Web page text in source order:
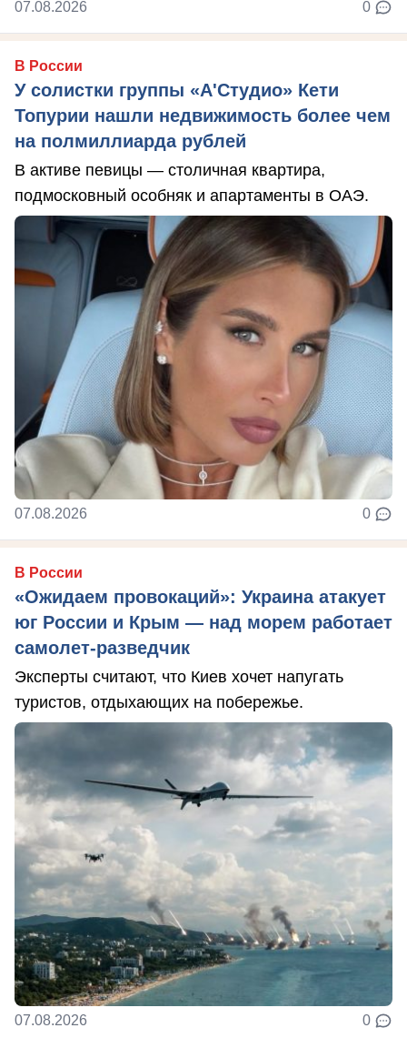
07.08.2026 0
В России
У солистки группы «А'Студио» Кети
Топурии нашли недвижимость более чем
на полмиллиарда рублей
В активе певицы — столичная квартира,
подмосковный особняк и апартаменты в ОАЭ.
07.08.2026 0
В России
«Ожидаем провокаций»: Украина атакует
юг России и Крым — над морем работает
самолет-разведчик
Эксперты считают, что Киев хочет напугать
туристов, отдыхающих на побережье.
07.08.2026 0